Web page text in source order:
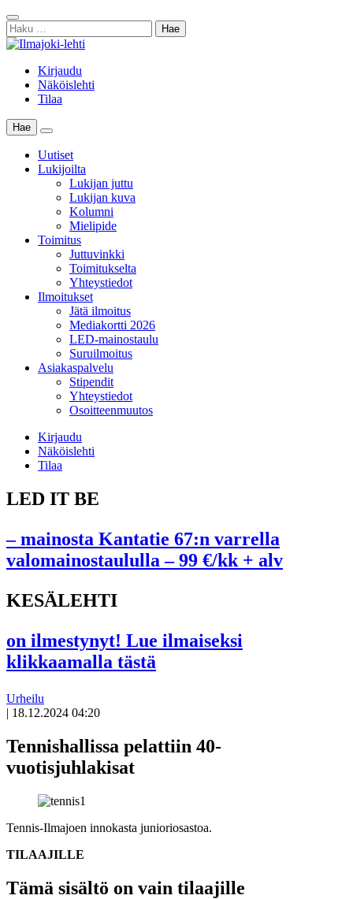
Skip
to
content
Sulje
haku
Haku:
Kirjaudu
Näköislehti
Tilaa
Hae
Main
Menu
Uutiset
Lukijoilta
Lukijan juttu
Lukijan kuva
Kolumni
Mielipide
Toimitus
Juttuvinkki
Toimitukselta
Yhteystiedot
Ilmoitukset
Jätä ilmoitus
Mediakortti 2026
LED-mainostaulu
Suruilmoitus
Asiakaspalvelu
Stipendit
Yhteystiedot
Osoitteenmuutos
Kirjaudu
Näköislehti
Tilaa
LED IT BE
– mainosta Kantatie 67:n varrella
valomainostaululla – 99 €/kk + alv
KESÄLEHTI
on ilmestynyt! Lue ilmaiseksi
klikkaamalla tästä
Urheilu
| 18.12.2024 04:20
Tennishallissa pelattiin 40-
vuotisjuhlakisat
Tennis-Ilmajoen innokasta junioriosastoa.
TILAAJILLE
Tämä sisältö on vain tilaajille